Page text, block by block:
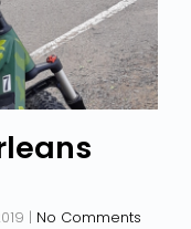
| No Comments